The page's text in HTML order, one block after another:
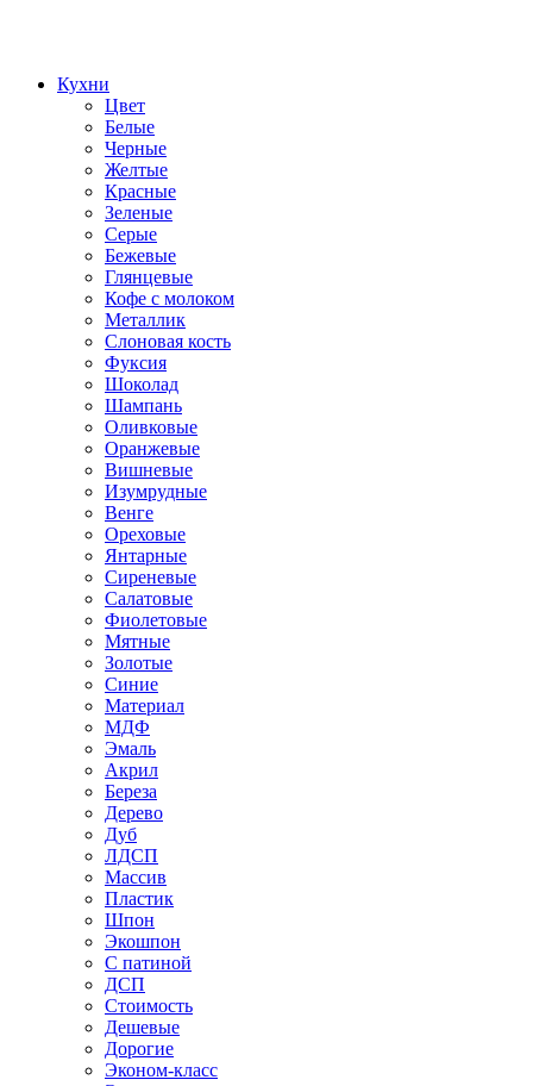
Кухни
Цвет
Белые
Черные
Желтые
Красные
Зеленые
Серые
Бежевые
Глянцевые
Кофе с молоком
Металлик
Слоновая кость
Фуксия
Шоколад
Шампань
Оливковые
Оранжевые
Вишневые
Изумрудные
Венге
Ореховые
Янтарные
Сиреневые
Салатовые
Фиолетовые
Мятные
Золотые
Синие
Материал
МДФ
Эмаль
Акрил
Береза
Дерево
Дуб
ЛДСП
Массив
Пластик
Шпон
Экошпон
С патиной
ДСП
Стоимость
Дешевые
Дорогие
Эконом-класс